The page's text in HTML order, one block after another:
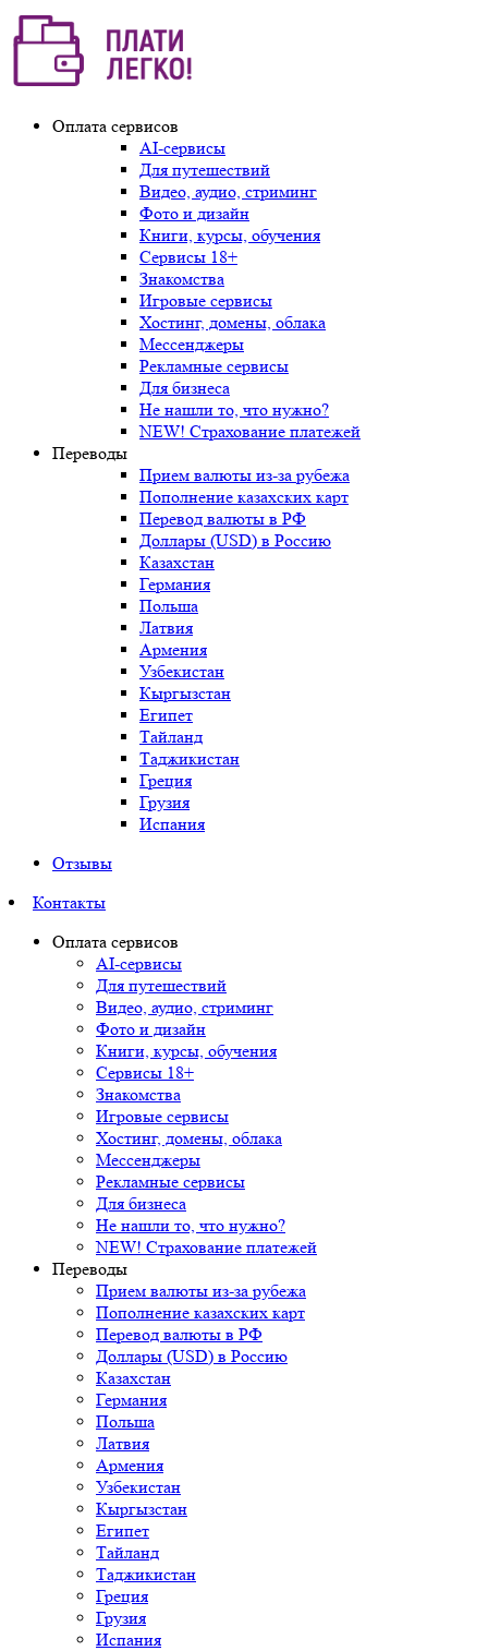
Оплата сервисов
AI-сервисы
Для путешествий
Видео, аудио, стриминг
Фото и дизайн
Книги, курсы, обучения
Сервисы 18+
Знакомства
Игровые сервисы
Хостинг, домены, облака
Мессенджеры
Рекламные сервисы
Для бизнеса
Не нашли то, что нужно?
NEW! Страхование платежей
Переводы
Прием валюты из-за рубежа
Пополнение казахских карт
Перевод валюты в РФ
Доллары (USD) в Россию
Казахстан
Германия
Польша
Латвия
Армения
Узбекистан
Кыргызстан
Египет
Тайланд
Таджикистан
Греция
Грузия
Испания
Отзывы
Контакты
Оплата сервисов
AI-сервисы
Для путешествий
Видео, аудио, стриминг
Фото и дизайн
Книги, курсы, обучения
Сервисы 18+
Знакомства
Игровые сервисы
Хостинг, домены, облака
Мессенджеры
Рекламные сервисы
Для бизнеса
Не нашли то, что нужно?
NEW! Страхование платежей
Переводы
Прием валюты из-за рубежа
Пополнение казахских карт
Перевод валюты в РФ
Доллары (USD) в Россию
Казахстан
Германия
Польша
Латвия
Армения
Узбекистан
Кыргызстан
Египет
Тайланд
Таджикистан
Греция
Грузия
Испания